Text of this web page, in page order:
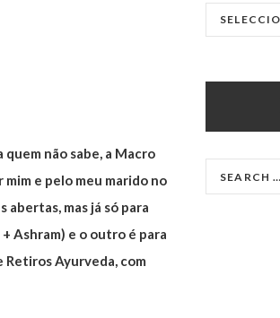
não sabe, a Macro
e pelo meu marido no
mas já só para
Ashram) e o outro é para
Retiros Ayurveda, com